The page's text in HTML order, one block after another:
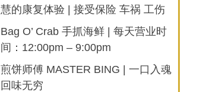
慧的康复体验 | 接受保险 车祸 工伤
Bag O’ Crab 手抓海鲜 | 每天营业时
间：12:00pm – 9:00pm
煎饼师傅 MASTER BING | 一口入魂
回味无穷